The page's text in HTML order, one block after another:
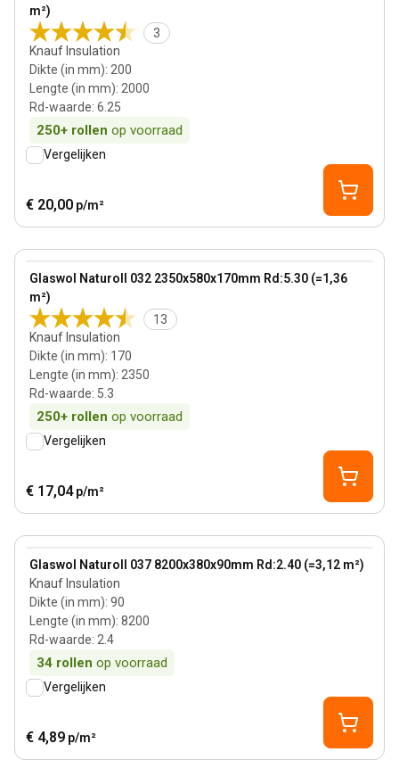
m²)
3
Knauf Insulation
Dikte (in mm): 200
Lengte (in mm): 2000
Rd-waarde: 6.25
250+ rollen op voorraad
Vergelijken
€ 20,00 p/m²
Bestseller
Glaswol Naturoll 032 2350x580x170mm Rd:5.30 (=1,36
m²)
13
Knauf Insulation
Dikte (in mm): 170
Lengte (in mm): 2350
Rd-waarde: 5.3
250+ rollen op voorraad
View product
Vergelijken
€ 17,04 p/m²
Glaswol Naturoll 037 8200x380x90mm Rd:2.40 (=3,12 m²)
Knauf Insulation
Dikte (in mm): 90
Lengte (in mm): 8200
Rd-waarde: 2.4
34 rollen op voorraad
View product
Vergelijken
€ 4,89 p/m²